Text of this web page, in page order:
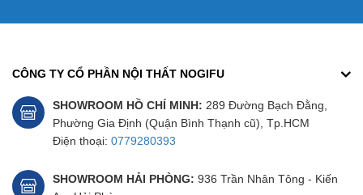
CÔNG TY CỔ PHẦN NỘI THẤT NOGIFU
SHOWROOM HỒ CHÍ MINH: 289 Đường Bạch Đằng,
Phường Gia Định (Quận Bình Thạnh cũ), Tp.HCM
Điện thoại: 0779280393
SHOWROOM HẢI PHÒNG: 936 Trần Nhân Tông - Kiến